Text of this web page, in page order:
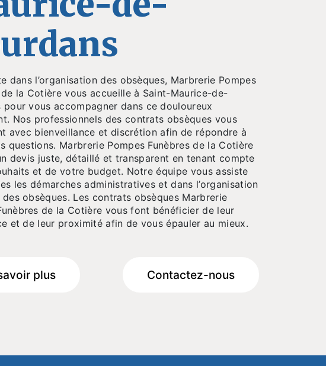
dans l’organisation des obsèques, Marbrerie Pompes
de la Cotière vous accueille à Saint-Maurice-de-
pour vous accompagner dans ce douloureux
Nos professionnels des contrats obsèques vous
avec bienveillance et discrétion afin de répondre à
questions. Marbrerie Pompes Funèbres de la Cotière
devis juste, détaillé et transparent en tenant compte
et de votre budget. Notre équipe vous assiste
les démarches administratives et dans l’organisation
obsèques. Les contrats obsèques Marbrerie
de la Cotière vous font bénéficier de leur
et de leur proximité afin de vous épauler au mieux.
plus Contactez-nous